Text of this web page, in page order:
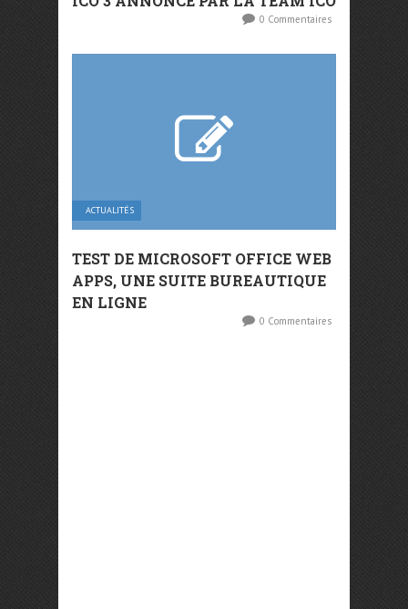
0 Commentaires
ACTUALITÉS
TEST DE MICROSOFT OFFICE WEB
APPS, UNE SUITE BUREAUTIQUE
EN LIGNE
0 Commentaires